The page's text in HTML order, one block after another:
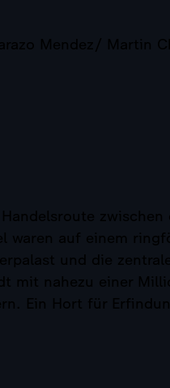
Mendez/ Martin
zwischen
auf einem
und die
mit nahezu einer
Ein Hort für